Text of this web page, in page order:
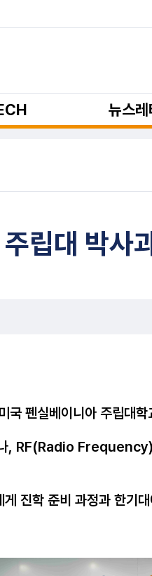
뉴스레
립대 박사
국 펜실베이니아 주
, RF(Radio
진학 준비 과정과 한기